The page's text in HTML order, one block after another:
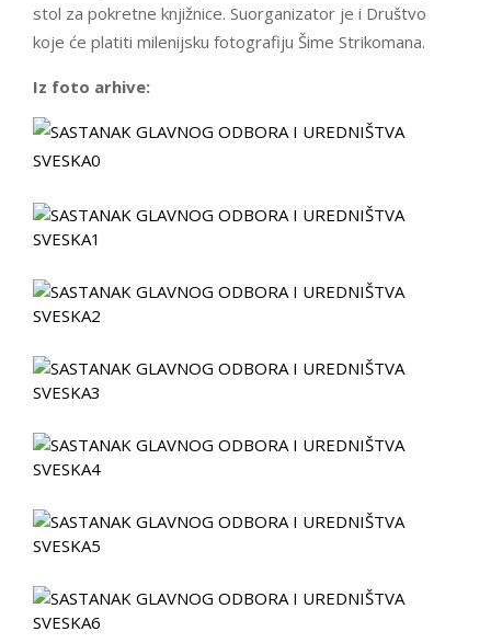
stol za pokretne knjižnice. Suorganizator je i Društvo
koje će platiti milenijsku fotografiju Šime Strikomana.
Iz foto arhive: